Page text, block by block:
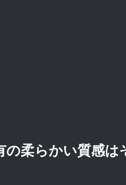
柔らかい質感は